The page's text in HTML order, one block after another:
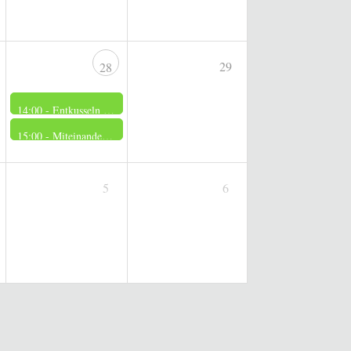
28
14:00 -Entkusseln und Impfen: Aktion Heidepflege Bertlings Haar
15:00 -Miteinander singen – Tradition neu erleben
29
5 6